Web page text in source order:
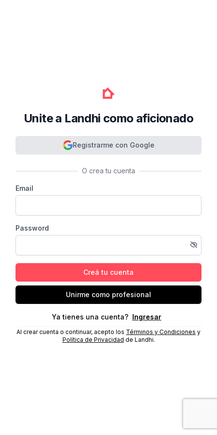
Unite a Landhi como aficionado
Registrarme con Google
O crea tu cuenta
Email
Password
Creá tu cuenta
Unirme como profesional
Ya tienes una cuenta? Ingresar
Al crear cuenta o continuar, acepto los Términos y Condiciones y
Política de Privacidad de Landhi.